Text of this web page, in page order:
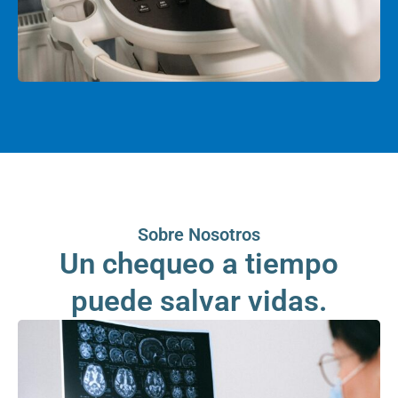
Sobre Nosotros
Un chequeo a tiempo
puede salvar vidas.